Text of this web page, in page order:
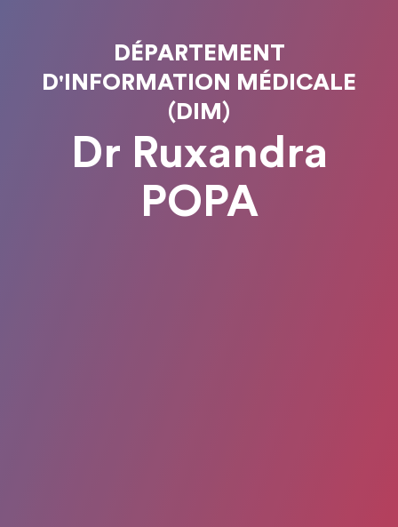
DÉPARTEMENT
D'INFORMATION MÉDICALE
(DIM)
Dr Ruxandra
POPA